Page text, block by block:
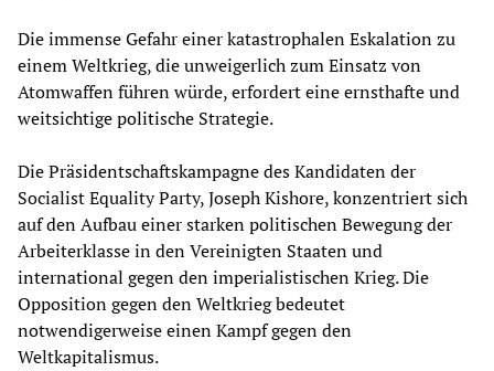
Die immense Gefahr einer katastrophalen Eskalation zu
einem Weltkrieg, die unweigerlich zum Einsatz von
Atomwaffen führen würde, erfordert eine ernsthafte und
weitsichtige politische Strategie.
Die Präsidentschaftskampagne des Kandidaten der
Socialist Equality Party, Joseph Kishore, konzentriert sich
auf den Aufbau einer starken politischen Bewegung der
Arbeiterklasse in den Vereinigten Staaten und
international gegen den imperialistischen Krieg. Die
Opposition gegen den Weltkrieg bedeutet
notwendigerweise einen Kampf gegen den
Weltkapitalismus.